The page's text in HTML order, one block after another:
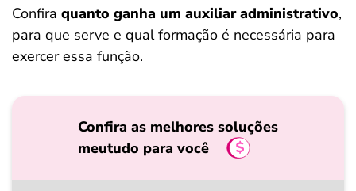
Confira quanto ganha um auxiliar administrativo,
para que serve e qual formação é necessária para
exercer essa função.
Confira as melhores soluções
meutudo para você